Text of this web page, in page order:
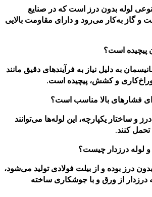
لوله بدون درز است که در صنایع
و گاز به‌کار می‌رود و دارای مقاومت بالایی
پیچیده است؟
به دلیل نیاز به فرآیندهای دقیق مانند
و کشش، پیچیده است.
فشارهای بالا مناسب است؟
و ساختار یکپارچه، این لوله‌ها می‌توانند
تحمل کنند.
و لوله درزدار چیست؟
درز بوده و از بیلت فولادی تولید می‌شود،
درزدار از ورق و با جوشکاری ساخته